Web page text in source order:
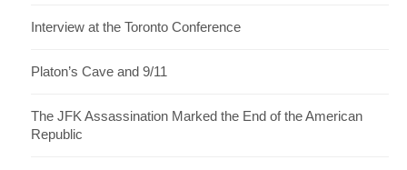
Interview at the Toronto Conference
Platon’s Cave and 9/11
The JFK Assassination Marked the End of the American
Republic